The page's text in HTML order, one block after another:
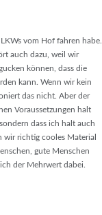
vom Hof fahren habe.
auch dazu, weil wir
können, dass die
kann. Wenn wir kein
das nicht. Aber der
Voraussetzungen halt
dass ich halt auch
wir richtig cooles Material
gute Menschen
der Mehrwert dabei.